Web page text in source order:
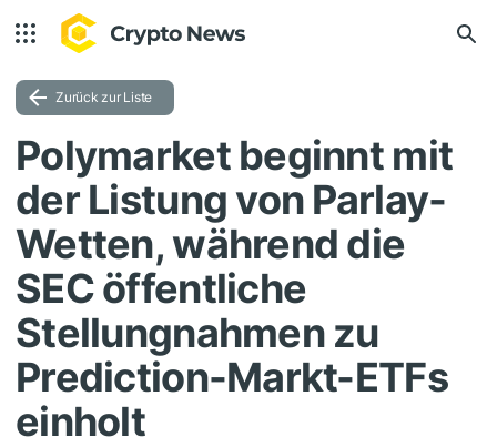
Zurück zur Liste
Polymarket beginnt mit
der Listung von Parlay-
Wetten, während die
SEC öffentliche
Stellungnahmen zu
Prediction-Markt-ETFs
einholt